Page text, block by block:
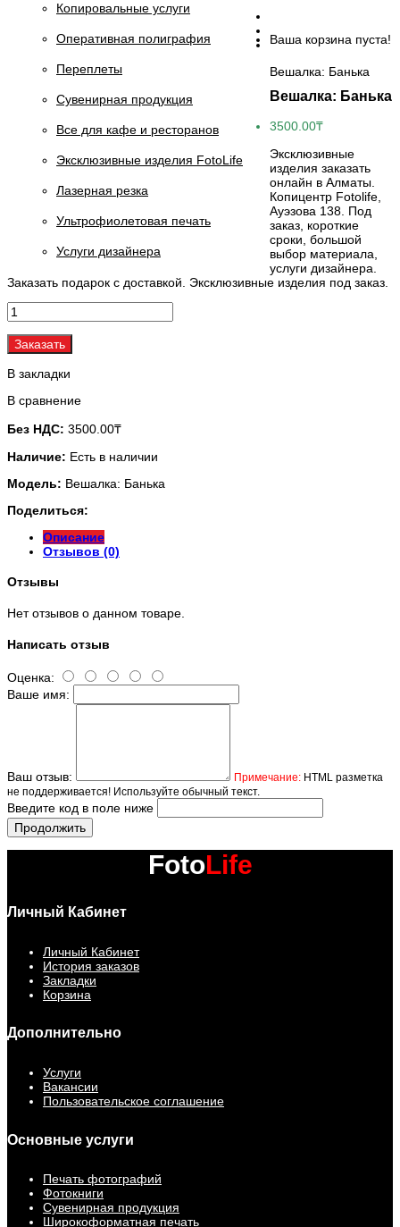
Копировальные услуги
Оперативная полиграфия
Переплеты
Сувенирная продукция
Все для кафе и ресторанов
Эксклюзивные изделия FotoLife
Лазерная резка
Ультрофиолетовая печать
Услуги дизайнера
Ваша корзина пуста!
Вешалка: Банька
Вешалка: Банька
3500.00₸
Эксклюзивные
изделия заказать
онлайн в Алматы.
Копицентр Fotolife,
Ауэзова 138. Под
заказ, короткие
сроки, большой
выбор материала,
услуги дизайнера.
Заказать подарок с доставкой. Эксклюзивные изделия под заказ.
Заказать
В закладки
В сравнение
Без НДС: 3500.00₸
Наличие: Есть в наличии
Модель: Вешалка: Банька
Поделиться:
Описание
Отзывов (0)
Отзывы
Нет отзывов о данном товаре.
Написать отзыв
Оценка:
Ваше имя:
Ваш отзыв: Примечание: HTML разметка
не поддерживается! Используйте обычный текст.
Введите код в поле ниже
Продолжить
FotoLife
Личный Кабинет
Личный Кабинет
История заказов
Закладки
Корзина
Дополнительно
Услуги
Вакансии
Пользовательское соглашение
Основные услуги
Печать фотографий
Фотокниги
Сувенирная продукция
Широкоформатная печать